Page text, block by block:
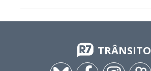
TRÂNSITO